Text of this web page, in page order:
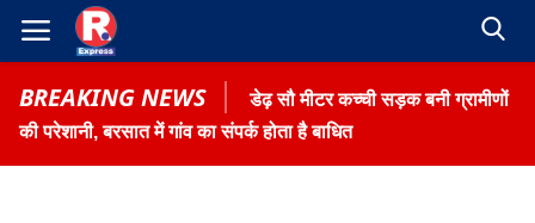
BREAKING NEWS
डेढ़ सौ मीटर कच्ची सड़क बनी ग्रामीणों
की परेशानी, बरसात में गांव का संपर्क होता है बाधित